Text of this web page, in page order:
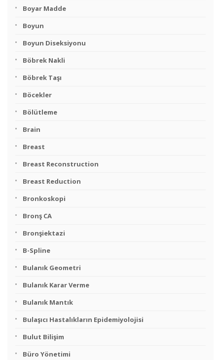
Boyar Madde
Boyun
Boyun Diseksiyonu
Böbrek Nakli
Böbrek Taşı
Böcekler
Bölütleme
Brain
Breast
Breast Reconstruction
Breast Reduction
Bronkoskopi
Bronş CA
Bronşiektazi
B-Spline
Bulanık Geometri
Bulanık Karar Verme
Bulanık Mantık
Bulaşıcı Hastalıkların Epidemiyolojisi
Bulut Bilişim
Büro Yönetimi